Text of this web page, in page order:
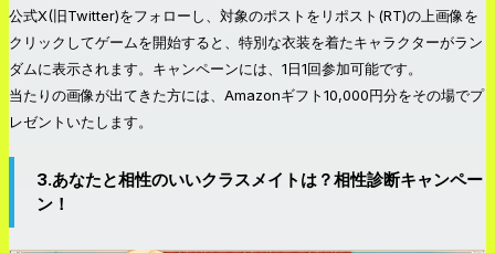
公式X(旧Twitter)をフォローし、対象のポストをリポスト(RT)の上画像を
クリックしてゲームを開始すると、特別な衣装を着たキャラクターがラン
ダムに表示されます。キャンペーンには、1日1回参加可能です。
当たりの画像が出てきた方には、Amazonギフト10,000円分をその場でプ
レゼントいたします。
3.あなたと相性のいいクラスメイトは？相性診断キャンペー
ン！